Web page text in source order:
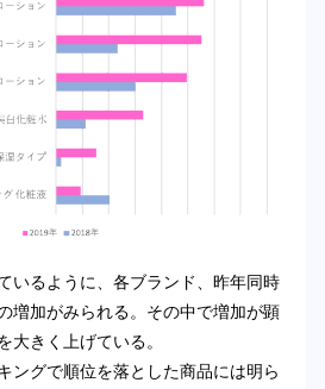
いるように、各ブランド、昨年同時
増加がみられる。その中で増加が顕
大きく上げている。
ングで順位を落とした商品には明ら